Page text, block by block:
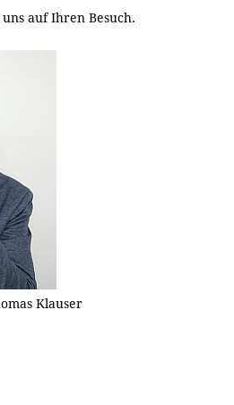
auf Ihren Besuch.
Klauser